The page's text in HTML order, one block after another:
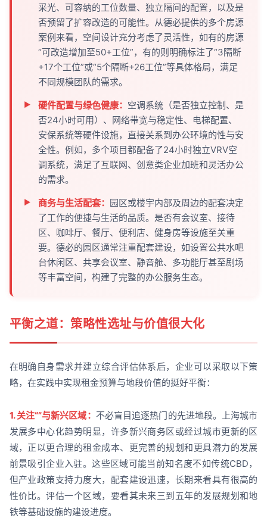
采光、可容纳的工位数量、独立隔间的配置，以及是
否预留了扩容改造的可能性。从德必提供的多个房源
案例来看，空间设计充分考虑了灵活性，如有的房源
“可改造增加至50+工位”，有的则明确标注了“3隔断
+17个工位”或“5个隔断+26工位”等具体格局，满足
不同规模团队的需求。
硬件配置与绿色健康： 空调系统（是否独立控制、是
否24小时可用）、网络带宽与稳定性、电梯配置、
安保系统等硬件设施，直接关系到办公环境的性与安
全性。例如，多个项目都配备了24小时独立VRV空
调系统，满足了互联网、创意类企业加班和灵活办公
的需求。
商务与生活配套： 园区或楼宇内部及周边的配套决定
了工作的便捷与生活的品质。是否有会议室、接待
区、咖啡厅、餐厅、便利店、健身房等设施至关重
要。德必的园区通常注重配套建设，如设置公共水吧
台休闲区、共享会议室、静音舱、多功能厅甚至剧场
等丰富空间，构建了完整的办公服务生态。
平衡之道：策略性选址与价值很大化
在明确自身需求并建立综合评估体系后，企业可以采取以下策
略，在实践中实现租金预算与地段价值的挺好平衡：
1. 关注“”与新兴区域： 不必盲目追逐热门的先进地段。上海城市
发展多中心化趋势明显，许多新兴商务区或经过城市更新的区
域，正以更合理的租金成本、更完善的规划和更具潜力的发展
前景吸引企业入驻。这些区域可能当前知名度不如传统CBD，
但产业政策支持力度大，配套建设迅速，长期来看具有很高的
性价比。评估一个区域，要看其未来三到五年的发展规划和地
铁等基础设施的建设进度。